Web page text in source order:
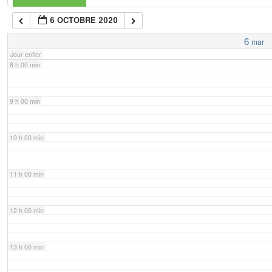
6 OCTOBRE 2020
6 mar
Jour entier
7 h 00 min
8 h 00 min
9 h 00 min
10 h 00 min
11 h 00 min
12 h 00 min
13 h 00 min